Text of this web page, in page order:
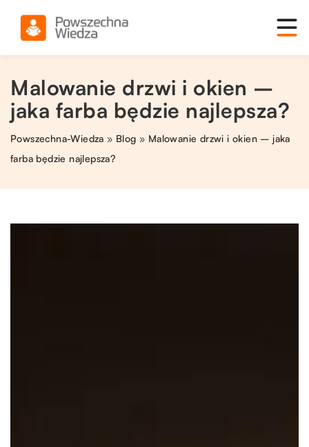
Malowanie drzwi i okien –
jaka farba będzie najlepsza?
Powszechna-Wiedza » Blog » Malowanie drzwi i okien – jaka
farba będzie najlepsza?